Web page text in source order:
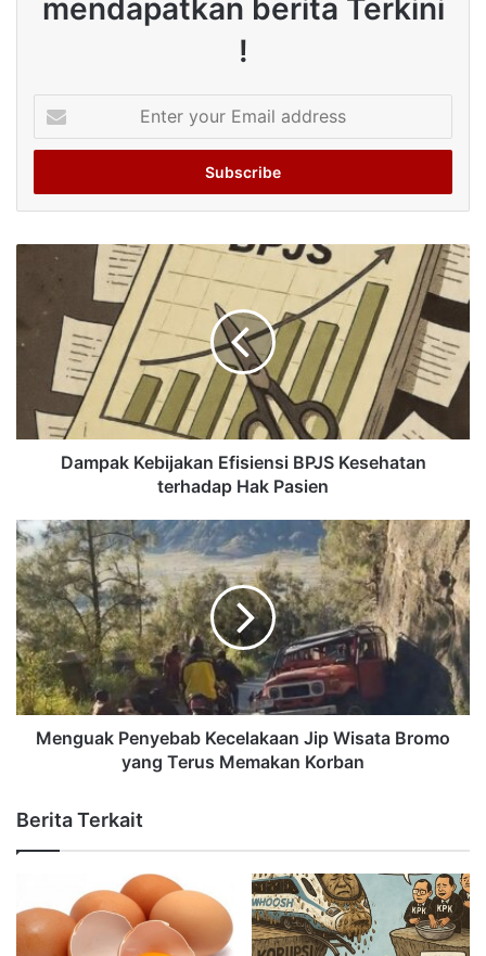
mendapatkan berita Terkini
!
your
Email
Dampak Kebijakan Efisiensi BPJS Kesehatan
terhadap Hak Pasien
Menguak Penyebab Kecelakaan Jip Wisata Bromo
yang Terus Memakan Korban
Berita Terkait